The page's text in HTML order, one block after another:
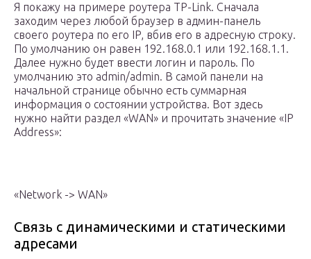
Я покажу на примере роутера TP-Link. Сначала
заходим через любой браузер в админ-панель
своего роутера по его IP, вбив его в адресную строку.
По умолчанию он равен 192.168.0.1 или 192.168.1.1.
Далее нужно будет ввести логин и пароль. По
умолчанию это admin/admin. В самой панели на
начальной странице обычно есть суммарная
информация о состоянии устройства. Вот здесь
нужно найти раздел «WAN» и прочитать значение «IP
Address»:
«Network -> WAN»
Связь с динамическими и статическими
адресами